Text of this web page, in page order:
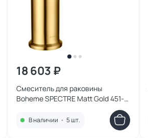
18 603 ₽
Смеситель для раковины
Boheme SPECTRE Matt Gold 451-
В наличии • 5 шт.